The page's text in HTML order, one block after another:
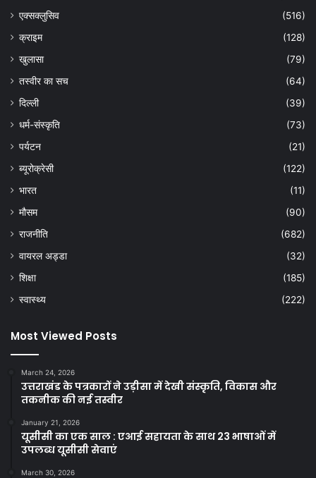
एक्सक्लुसिव
(516)
क्राइम
(128)
खुलासा
(79)
तस्वीर का सच
(64)
दिल्ली
(39)
धर्म-संस्कृति
(73)
पर्यटन
(21)
ब्यूरोक्रेसी
(122)
भारत
(11)
मौसम
(90)
राजनीति
(682)
वायरल अड्डा
(32)
शिक्षा
(185)
स्वास्थ्य
(222)
Most Viewed Posts
March 24, 2026
उत्तराखंड के पत्रकारों ने उड़ीसा में देखी संस्कृति, विकास और
तकनीक की नई तस्वीर
January 21, 2026
यूसीसी का एक साल : एआई सहायता के साथ 23 भाषाओं में
उपलब्ध यूसीसी सेवाएं
March 30, 2026